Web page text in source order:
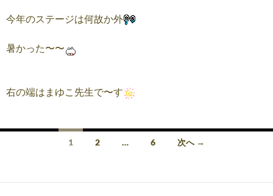
今年のステージは何故か外
暑かった〜〜
右の端はまゆこ先生で〜す
ナ
1 2 … 6 次へ →